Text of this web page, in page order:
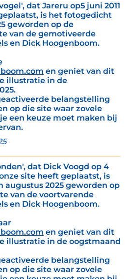
dat Jareru op5 juni 2011
is het fotogedicht
geworden op de
van de gemotiveerde
en Dick Hoogenboom.
en geniet van dit
illustratie in de
belangstelling
op die site waar zovele
een keuze moet maken bij
dat Dick Voogd op 4
site heeft geplaatst, is
augustus 2025 geworden op
van de voortvarende
en Dick Hoogenboom.
en geniet van dit
illustratie in de oogstmaand
belangstelling
op die site waar zovele